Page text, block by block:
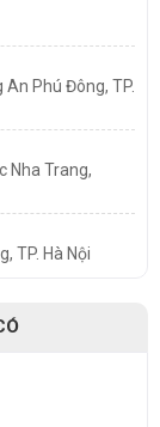
Phú Đông, TP.
Nha Trang,
TP. Hà Nội